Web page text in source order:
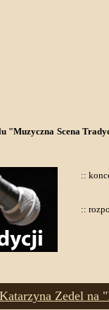
"Muzyczna Scena
::
::
Zedel na